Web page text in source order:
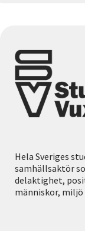
Hela Sveriges
samhällsaktör
delaktighet,
människor, miljö